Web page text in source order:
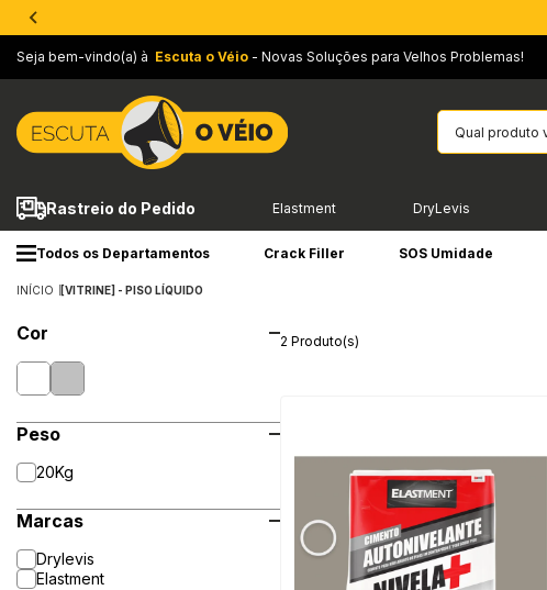
Seja bem-vindo(a) à Escuta o Véio - Novas Soluções para Velhos Problemas!
Rastreio do Pedido Elastment DryLevis
Todos os Departamentos Crack Filler SOS Umidade
INÍCIO [VITRINE] - PISO LÍQUIDO
Cor
Peso
20Kg
Marcas
Drylevis
Elastment
2 Produto(s)